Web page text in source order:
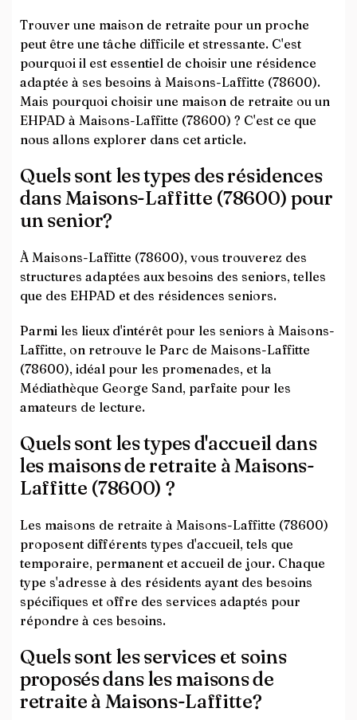
Trouver une maison de retraite pour un proche
peut être une tâche difficile et stressante. C'est
pourquoi il est essentiel de choisir une résidence
adaptée à ses besoins à Maisons-Laffitte (78600).
Mais pourquoi choisir une maison de retraite ou un
EHPAD à Maisons-Laffitte (78600) ? C'est ce que
nous allons explorer dans cet article.
Quels sont les types des résidences
dans Maisons-Laffitte (78600) pour
un senior?
À Maisons-Laffitte (78600), vous trouverez des
structures adaptées aux besoins des seniors, telles
que des EHPAD et des résidences seniors.
Parmi les lieux d'intérêt pour les seniors à Maisons-
Laffitte, on retrouve le Parc de Maisons-Laffitte
(78600), idéal pour les promenades, et la
Médiathèque George Sand, parfaite pour les
amateurs de lecture.
Quels sont les types d'accueil dans
les maisons de retraite à Maisons-
Laffitte (78600) ?
Les maisons de retraite à Maisons-Laffitte (78600)
proposent différents types d'accueil, tels que
temporaire, permanent et accueil de jour. Chaque
type s'adresse à des résidents ayant des besoins
spécifiques et offre des services adaptés pour
répondre à ces besoins.
Quels sont les services et soins
proposés dans les maisons de
retraite à Maisons-Laffitte?